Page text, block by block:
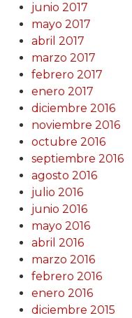
junio 2017
mayo 2017
abril 2017
marzo 2017
febrero 2017
enero 2017
diciembre 2016
noviembre 2016
octubre 2016
septiembre 2016
agosto 2016
julio 2016
junio 2016
mayo 2016
abril 2016
marzo 2016
febrero 2016
enero 2016
diciembre 2015